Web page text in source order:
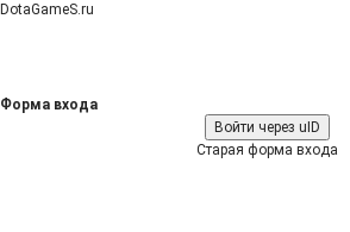
DotaGameS.ru
Форма входа
Войти через uID
Старая форма входа